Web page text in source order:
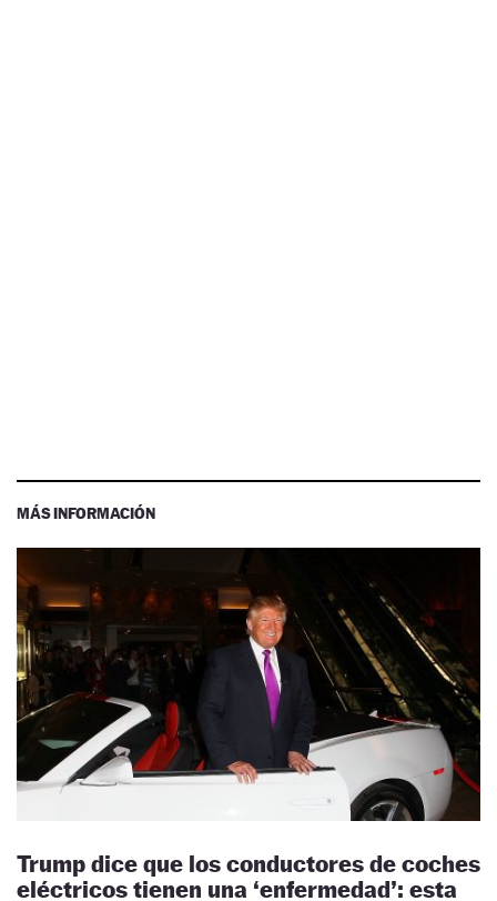
MÁS INFORMACIÓN
Trump dice que los conductores de coches
eléctricos tienen una ‘enfermedad’: esta